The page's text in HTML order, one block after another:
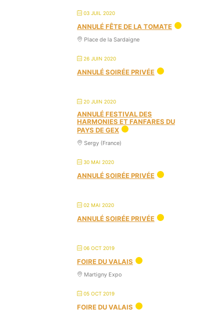
03 JUIL 2020
ANNULÉ FÊTE DE LA TOMATE
Place de la Sardaigne
26 JUIN 2020
ANNULÉ SOIRÉE PRIVÉE
20 JUIN 2020
ANNULÉ FESTIVAL DES
HARMONIES ET FANFARES DU
PAYS DE GEX
Sergy (France)
30 MAI 2020
ANNULÉ SOIRÉE PRIVÉE
02 MAI 2020
ANNULÉ SOIRÉE PRIVÉE
06 OCT 2019
FOIRE DU VALAIS
Martigny Expo
05 OCT 2019
FOIRE DU VALAIS